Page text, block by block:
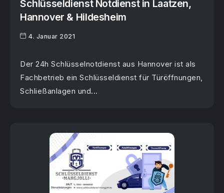
Schlüsseldienst Notdienst in Laatzen,
Hannover & Hildesheim
4. Januar 2021
Der 24h Schlüsselnotdienst aus Hannover ist als
Fachbetrieb ein Schlüsseldienst für Türöffnungen,
Schließanlagen und...